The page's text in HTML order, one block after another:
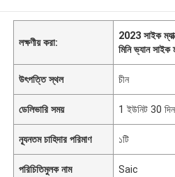
লক্ষণীয় করা:
2023 সাইক
মিনি ভ্যান সাইক
উৎপত্তি স্থল চীন
ডেলিভারি সময় 1 ইউনিট 30 দিন
ন্যূনতম চাহিদার পরিমাণ ১টি
পরিচিতিমুলক নাম Saic